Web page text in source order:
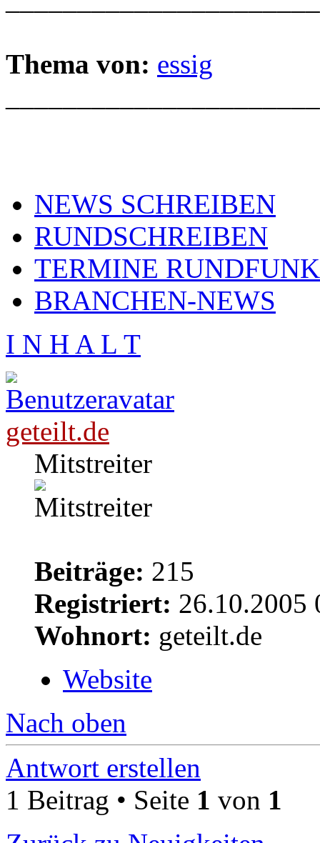
Thema von: essig
NEWS SCHREIBEN
RUNDSCHREIBEN
TERMINE RUNDFUNK
BRANCHEN-NEWS
I N H A L T
geteilt.de
Mitstreiter
Beiträge: 215
Registriert: 26.10.2005
Wohnort: geteilt.de
Website
Nach oben
Antwort erstellen
1 Beitrag • Seite 1 von 1